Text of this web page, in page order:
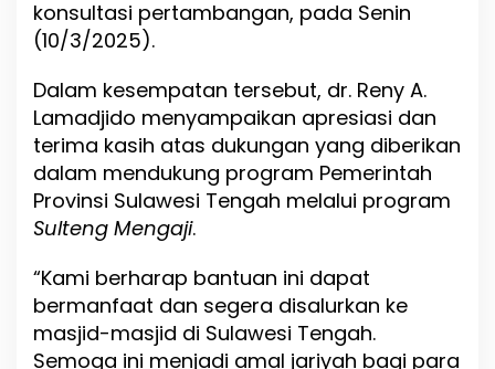
a
n
0
M
s
h
a
f
-
Q
r
'
konsultasi pertambangan, pada Senin
(10/3/2025).
Dalam kesempatan tersebut, dr. Reny A.
Lamadjido menyampaikan apresiasi dan
terima kasih atas dukungan yang diberikan
dalam mendukung program Pemerintah
Provinsi Sulawesi Tengah melalui program
Sulteng Mengaji.
“Kami berharap bantuan ini dapat
bermanfaat dan segera disalurkan ke
masjid-masjid di Sulawesi Tengah.
Semoga ini menjadi amal jariyah bagi para